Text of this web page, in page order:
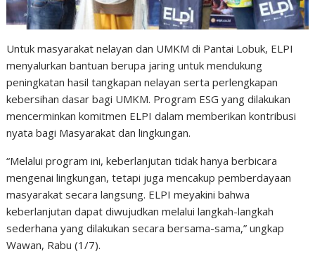
Untuk masyarakat nelayan dan UMKM di Pantai Lobuk, ELPI
menyalurkan bantuan berupa jaring untuk mendukung
peningkatan hasil tangkapan nelayan serta perlengkapan
kebersihan dasar bagi UMKM. Program ESG yang dilakukan
mencerminkan komitmen ELPI dalam memberikan kontribusi
nyata bagi Masyarakat dan lingkungan.
“Melalui program ini, keberlanjutan tidak hanya berbicara
mengenai lingkungan, tetapi juga mencakup pemberdayaan
masyarakat secara langsung. ELPI meyakini bahwa
keberlanjutan dapat diwujudkan melalui langkah-langkah
sederhana yang dilakukan secara bersama-sama,” ungkap
Wawan, Rabu (1/7).